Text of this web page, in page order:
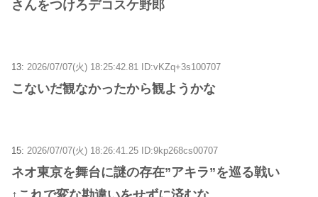
さんをつけろデコスケ野郎
13: 2026/07/07(火) 18:25:42.81 ID:vKZq+3s100707
こないだ観なかったから観ようかな
15: 2026/07/07(火) 18:26:41.25 ID:9kp268cs00707
ネオ東京を舞台に謎の存在”アキラ”を巡る戦い